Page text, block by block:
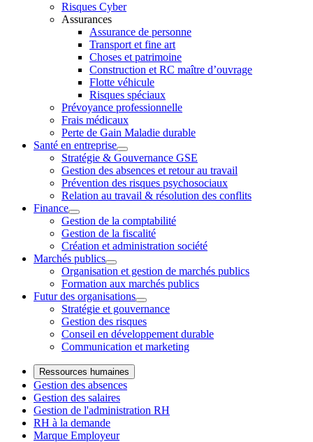
Risques Cyber
Assurances
Assurance de personne
Transport et fine art
Choses et patrimoine
Construction et RC maître d’ouvrage
Flotte véhicule
Risques spéciaux
Prévoyance professionnelle
Frais médicaux
Perte de Gain Maladie durable
Santé en entreprise
Stratégie & Gouvernance GSE
Gestion des absences et retour au travail
Prévention des risques psychosociaux
Relation au travail & résolution des conflits
Finance
Gestion de la comptabilité
Gestion de la fiscalité
Création et administration société
Marchés publics
Organisation et gestion de marchés publics
Formation aux marchés publics
Futur des organisations
Stratégie et gouvernance
Gestion des risques
Conseil en développement durable
Communication et marketing
Ressources humaines
Gestion des absences
Gestion des salaires
Gestion de l'administration RH
RH à la demande
Marque Employeur